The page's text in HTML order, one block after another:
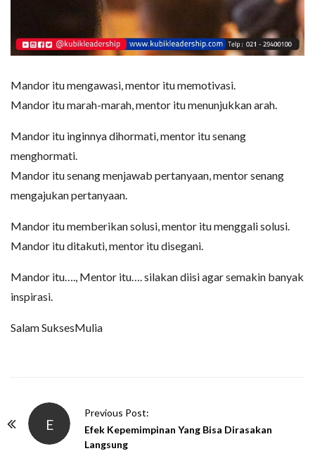
Mandor itu mengawasi, mentor itu memotivasi.
Mandor itu marah-marah, mentor itu menunjukkan arah.
Mandor itu inginnya dihormati, mentor itu senang
menghormati.
Mandor itu senang menjawab pertanyaan, mentor senang
mengajukan pertanyaan.
Mandor itu memberikan solusi, mentor itu menggali solusi.
Mandor itu ditakuti, mentor itu disegani.
Mandor itu…., Mentor itu…. silakan diisi agar semakin banyak
inspirasi.
Salam SuksesMulia
E
Previous Post:
Efek Kepemimpinan Yang Bisa Dirasakan
Langsung